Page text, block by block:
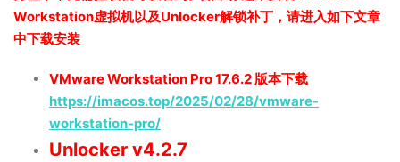
Workstation虚拟机以及Unlocker解锁补丁，请进入如下文章
中下载安装
VMware Workstation Pro 17.6.2 版本下载
https://imacos.top/2025/02/28/vmware-
workstation-pro/
Unlocker v4.2.7